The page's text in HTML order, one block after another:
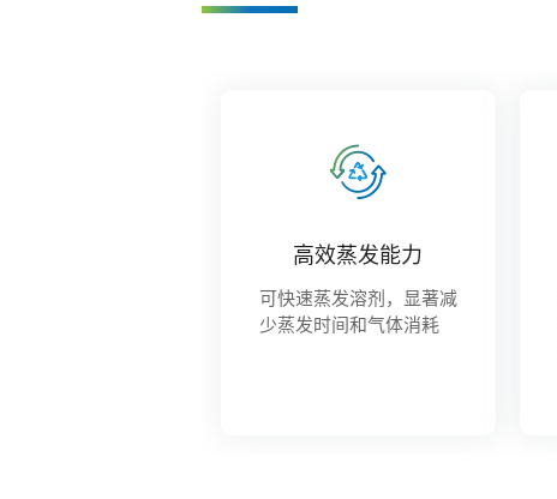
高效蒸发能力
可快速蒸发溶剂，显著减
少蒸发时间和气体消耗